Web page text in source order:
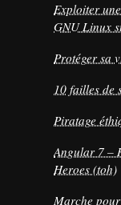
Exploiter
GNU Linux
Protéger sa
10 failles de
Piratage
Angular 7 –
Heroes (toh)
Marche